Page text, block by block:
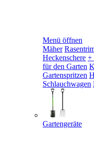
Menü öffnen
Mäher
Heckenschere +
für den Garten
Gartenspritzen
Schlauchwagen
Gartengeräte